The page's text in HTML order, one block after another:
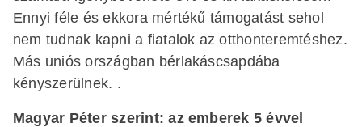
Ennyi féle és ekkora mértékű támogatást sehol
nem tudnak kapni a fiatalok az otthonteremtéshez.
Más uniós országban bérlakáscsapdába
kényszerülnek. .
Magyar Péter szerint: az emberek 5 évvel